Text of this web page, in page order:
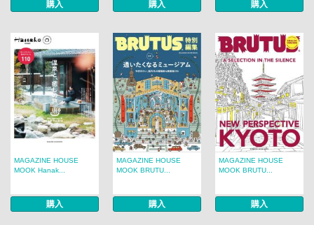
購入 購入 購入
MAGAZINE HOUSE
MOOK Hanak...
購入
MAGAZINE HOUSE
MOOK BRUTU...
購入
MAGAZINE HOUSE
MOOK BRUTU...
購入